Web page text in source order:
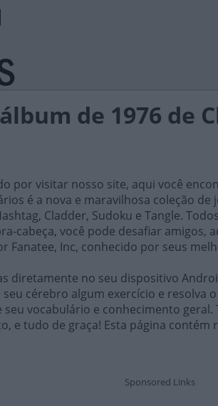
de 1976 de
por visitar nosso site, aqui você
é a nova e maravilhosa coleção
Cladder, Sudoku e Tangle.
cabeça, você pode desafiar
Fanatee, Inc, conhecido por seus
diretamente no seu dispositivo
cérebro algum exercício e resolva
vocabulário e conhecimento
e tudo de graça! Esta página contém